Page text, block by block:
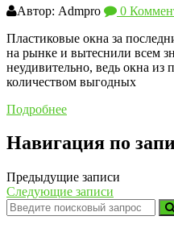
Автор: Admpro
0
Пластиковые окна за
на рынке и вытеснили всем
неудивительно, ведь окна
количеством выгодных
Подробнее
Навигация по
Предыдущие записи
Следующие записи